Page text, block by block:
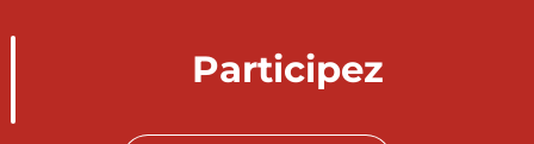
Participez